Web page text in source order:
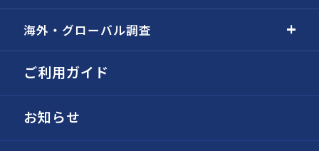
海外・グローバル調査
ご利用ガイド
お知らせ